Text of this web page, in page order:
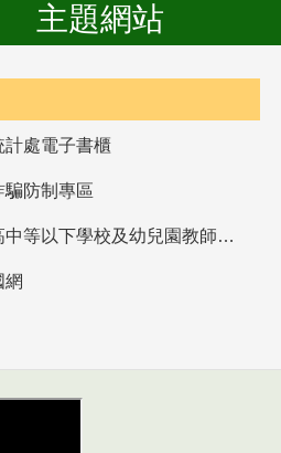
主題網站
計處電子書櫃
騙防制專區
教育部高中等以下學校及幼兒園教師資格檢定考試
網